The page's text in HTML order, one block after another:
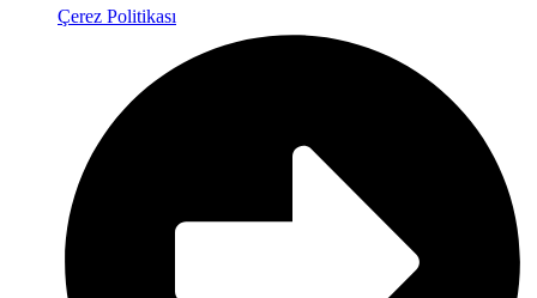
Çerez Politikası